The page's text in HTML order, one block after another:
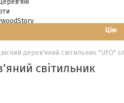
Ціни
дерев'яний світильник "UFO"
світильник